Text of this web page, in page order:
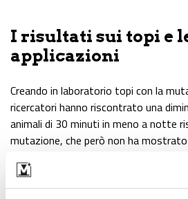
I risultati sui topi e
applicazioni
Creando in laboratorio topi con la
ricercatori hanno riscontrato una
animali di 30 minuti in meno a notte
mutazione, che però non ha
di Sik3. Tra i risultati emersi,
fatto chei soggetti con la